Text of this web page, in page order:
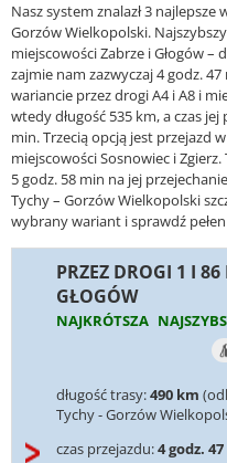
Nasz system znalazł 3
Gorzów Wielkopolski.
miejscowości Zabrze i Głogów –
zajmie nam zazwyczaj 4 godz.
wariancie przez drogi A4 i A8 i
wtedy długość 535 km, a czas
min. Trzecią opcją jest przejazd
miejscowości Sosnowiec i
5 godz. 58 min na jej
Tychy – Gorzów Wielkopolski
wybrany wariant i sprawdź
PRZEZ DROGI 1 I 86
GŁOGÓW
NAJKRÓTSZA
długość trasy:490 km
Tychy - Gorzów
czas przejazdu:4 godz.